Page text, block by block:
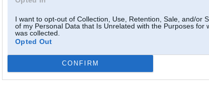
I want to opt-out of Collection, Use, Retention, Sale, and/or
of my Personal Data that Is Unrelated with the Purposes for
was collected.
Opted Out
CONFIRM
zutis_slidens 18. Mar 2026, 09:26
es piecēlos ap 12:45 un aizdomājos kāpēc man